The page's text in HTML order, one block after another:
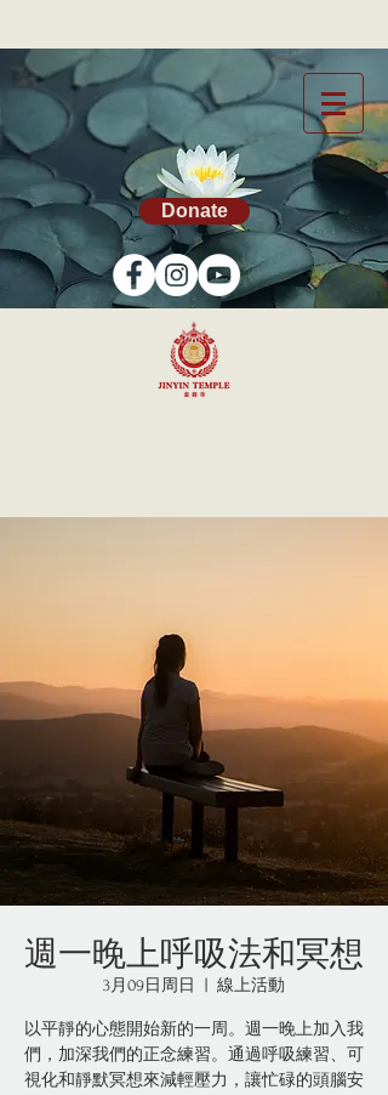
Donate
週一晚上呼吸法和冥想
3月09日周日 線上活動
以平靜的心態開始新的一周。週一晚上加入我
們，加深我們的正念練習。通過呼吸練習、可
視化和靜默冥想來減輕壓力，讓忙碌的頭腦安